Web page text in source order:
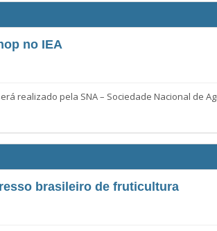
no IEA
realizado pela SNA – Sociedade Nacional de
brasileiro de fruticultura